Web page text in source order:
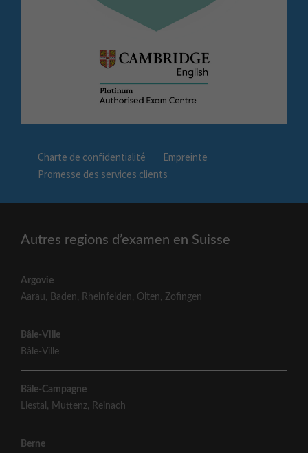
Charte de confidentialité
Empreinte
Promesse des services clients
Autres regions d’examen en Suisse
Argovie
Aarau, Baden, Rheinfelden, Olten,Zofingen
Bâle-Ville
Bâle-Ville
Bâle-Campagne
Liestal , Muttenz, Reinach
Berne